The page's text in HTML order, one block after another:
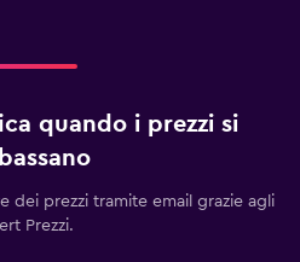
quando i prezzi si
dei prezzi tramite email grazie agli
Prezzi.